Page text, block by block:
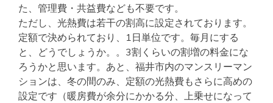
た、管理費・共益費なども不要です。
ただし、光熱費は若干の割高に設定されております。
定額で決められており、1日単位です。毎月にする
と、どうでしょうか。。3割くらいの割増の料金にな
ろうかと思います。あと、福井市内のマンスリーマン
ションは、冬の間のみ、定額の光熱費もさらに高めの
設定です（暖房費が余分にかかる分、上乗せになって